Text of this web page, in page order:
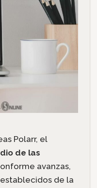
Polarr, el
de las
avanzas,
de la